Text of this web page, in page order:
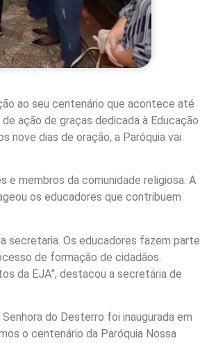
ao seu centenário que acontece até
ação de graças dedicada à Educação
nove dias de oração, a Paróquia vai
membros da comunidade religiosa. A
os educadores que contribuem
secretaria. Os educadores fazem parte
de formação de cidadãos.
da EJA”, destacou a secretária de
do Desterro foi inaugurada em
o centenário da Paróquia Nossa